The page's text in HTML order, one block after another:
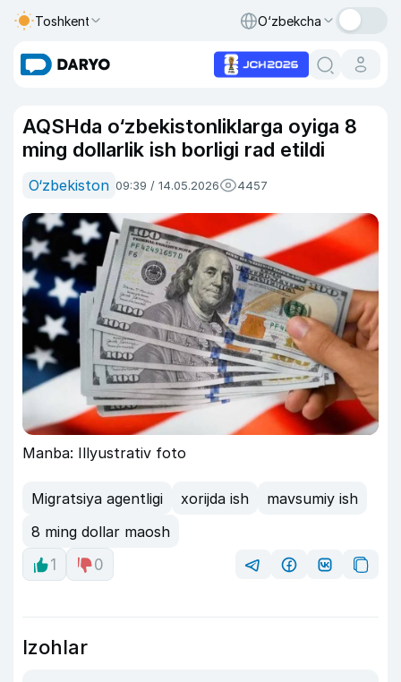
Toshkent O‘zbekcha
AQSHda o‘zbekistonliklarga oyiga 8
ming dollarlik ish borligi rad etildi
O‘zbekiston 09:39 / 14.05.2026 4457
Manba: Illyustrativ foto
Migratsiya agentligi xorijda ish
mavsumiy ish
8 ming dollar maosh
1
0
Izohlar